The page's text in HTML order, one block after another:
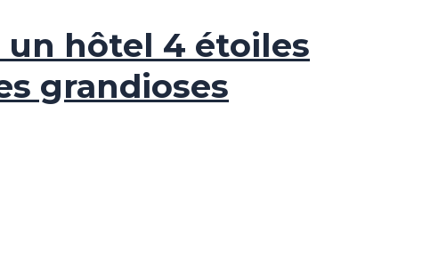
un hôtel 4 étoiles
grandioses